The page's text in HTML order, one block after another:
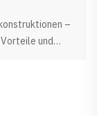
–
und